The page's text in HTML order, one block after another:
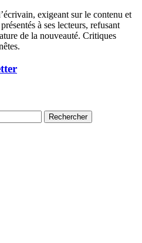
exigeant sur le contenu et
à ses lecteurs, refusant
de la nouveauté. Critiques